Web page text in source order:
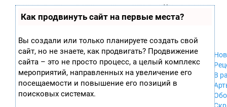
Как продвинуть сайт на первые места?
Вы создали или только планируете создать свой
сайт, но не знаете, как продвигать? Продвижение
сайта – это не просто процесс, а целый комплекс
мероприятий, направленных на увеличение его
посещаемости и повышение его позиций в
поисковых системах.
играх
П
ла
ф
ор
м
ы
Xbox 360
Xbox
GameCube
PS2
PS3
В